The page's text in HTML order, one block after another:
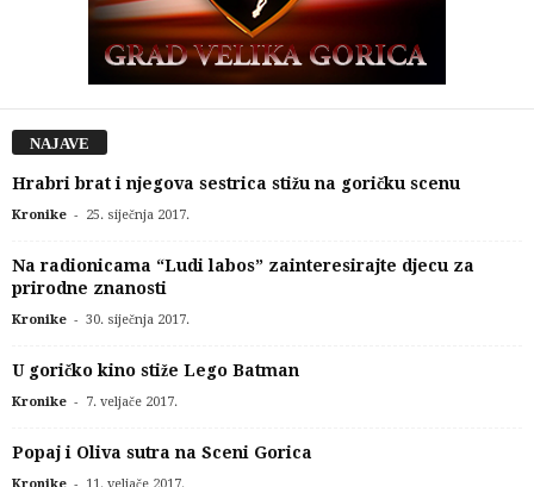
NAJAVE
Hrabri brat i njegova sestrica stižu na goričku scenu
Kronike - 25. siječnja 2017.
Na radionicama “Ludi labos” zainteresirajte djecu za
prirodne znanosti
Kronike - 30. siječnja 2017.
U goričko kino stiže Lego Batman
Kronike - 7. veljače 2017.
Popaj i Oliva sutra na Sceni Gorica
Kronike - 11. veljače 2017.